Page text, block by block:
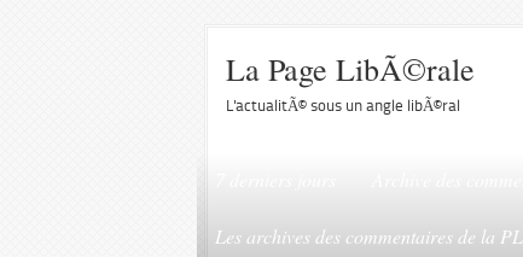
La Page LibÃ©rale
L'actualitÃ© sous un angle libÃ©ral
Les archives des commentaires de la PL